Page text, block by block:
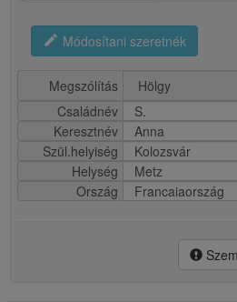
edit Módosítani szeretnék
Megszólítás
Családnév
S.
Keresztnév
Anna
Szül.helyiség
Kolozsvár
Helység
Metz
Ország
Francaiaország